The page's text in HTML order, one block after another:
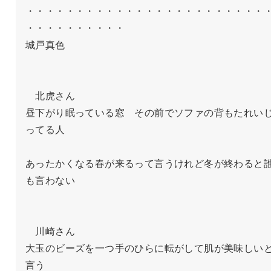
・・・・・・・・・・・・・・・・・・・・・・・・
・・・・・・・・・・
城戸真色
北虎さん
昼下がり眠っている窓　その前でソファの背もたれい
ってる人
あったかくなる春が来るって言うけれど冬が終わると
も言わない
川崎さん
大玉のビーズを一つ手のひらに転がして肌が美味しい
言う